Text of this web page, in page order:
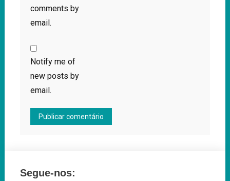
comments by
email.
Notify me of
new posts by
email.
Segue-nos: